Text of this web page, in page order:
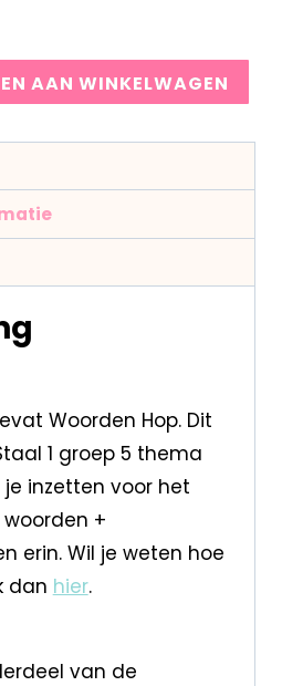
AAN WINKELWAGEN
Woorden Hop. Dit
1 groep 5 thema
inzetten voor het
+
erin. Wil je weten hoe
dan hier.
van de